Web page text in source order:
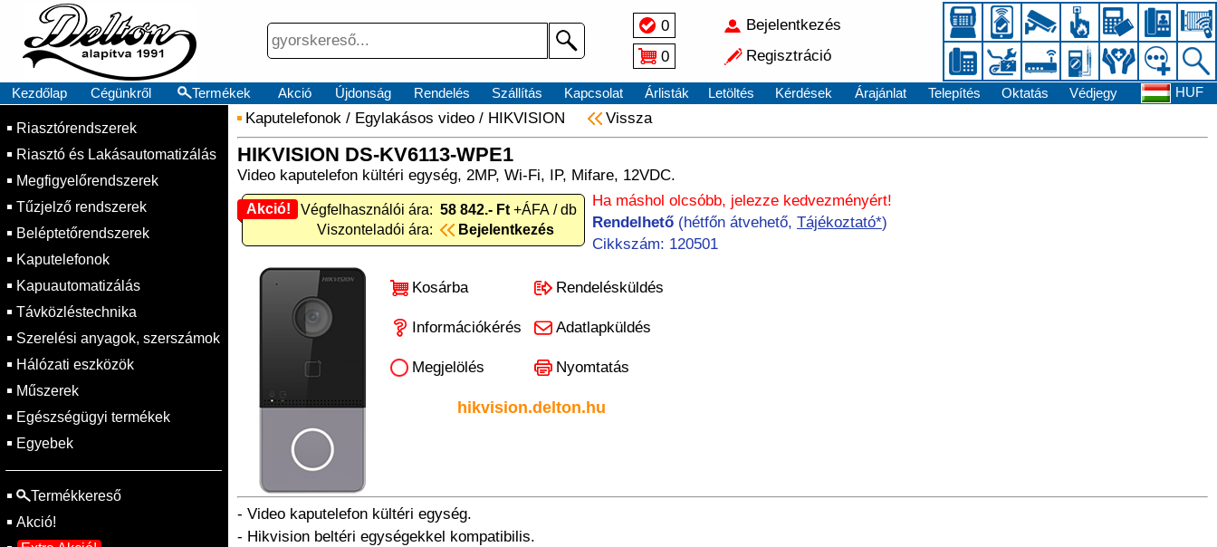
0
0
Bejelentkezés
Regisztráció
Kezdőlap Cégünkről Termékek Akció Újdonság Rendelés Szállítás Kapcsolat Árlisták Letöltés Kérdések Árajánlat Telepítés Oktatás Védjegy HUF
Riasztórendszerek
Riasztó és Lakásautomatizálás
Megfigyelőrendszerek
Tűzjelző rendszerek
Beléptetőrendszerek
Kaputelefonok
Kapuautomatizálás
Távközléstechnika
Szerelési anyagok, szerszámok
Hálózati eszközök
Műszerek
Egészségügyi termékek
Egyebek
Termékkereső
Akció!
Kaputelefonok / Egylakásos video / HIKVISION Vissza
HIKVISION DS-KV6113-WPE1
Video kaputelefon kültéri egység, 2MP, Wi-Fi, IP, Mifare, 12VDC.
Akció!
Akció! Végfelhasználói ára: 58 842.- Ft +ÁFA / db
Viszonteladói ára:
Bejelentkezés
Ha máshol olcsóbb, jelezze kedvezményért!
Rendelhető (hétfőn átvehető, Tájékoztató*)
Cikkszám: 120501
Kosárba Rendelésküldés
Információkérés Adatlapküldés
Megjelölés Nyomtatás
hikvision.delton.hu
- Video kaputelefon kültéri egység.
- Hikvision beltéri egységekkel kompatibilis.